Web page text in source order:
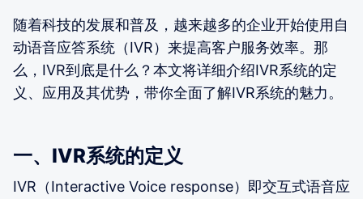
随着科技的发展和普及，越来越多的企业开始使用自
动语音应答系统（IVR）来提高客户服务效率。那
么，IVR到底是什么？本文将详细介绍IVR系统的定
义、应用及其优势，带你全面了解IVR系统的魅力。
一、IVR系统的定义
IVR（Interactive Voice response）即交互式语音应